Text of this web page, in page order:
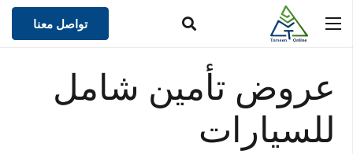
تواصل معنا
عروض تأمين شامل
للسيارات